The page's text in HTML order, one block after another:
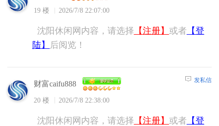
19 楼 2026/7/8 22:07:00
沈阳休闲网内容，请选择 【注册】 或者 【登
陆】
后阅览！
财富caifu888
20 楼 2026/7/8 22:38:00
发私信
沈阳休闲网内容，请选择 【注册】 或者 【登